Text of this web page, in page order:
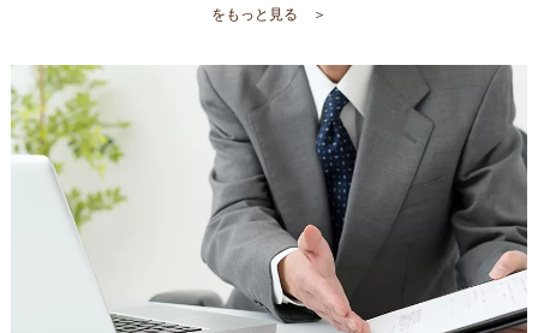
をもっと見る ＞